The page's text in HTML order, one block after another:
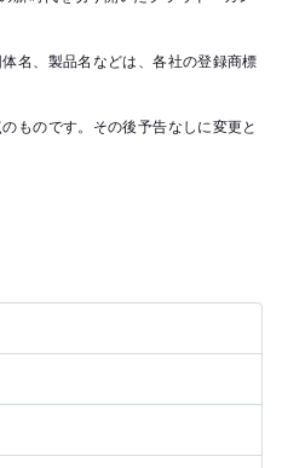
名、製品名などは、各社の登録商標
ものです。その後予告なしに変更と